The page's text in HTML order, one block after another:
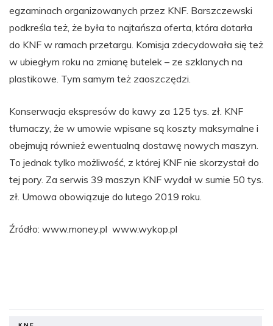
egzaminach organizowanych przez KNF. Barszczewski
podkreśla też, że była to najtańsza oferta, która dotarła
do KNF w ramach przetargu. Komisja zdecydowała się też
w ubiegłym roku na zmianę butelek – ze szklanych na
plastikowe. Tym samym też zaoszczędzi.
Konserwacja ekspresów do kawy za 125 tys. zł. KNF
tłumaczy, że w umowie wpisane są koszty maksymalne i
obejmują również ewentualną dostawę nowych maszyn.
To jednak tylko możliwość, z której KNF nie skorzystał do
tej pory. Za serwis 39 maszyn KNF wydał w sumie 50 tys.
zł. Umowa obowiązuje do lutego 2019 roku.
Źródło: www.money.pl www.wykop.pl